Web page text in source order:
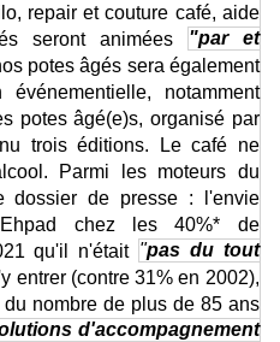
repair et couture café, aide
seront animées
"par et
potes âgés sera également
notamment
potes âgé(e)s, organisé par
trois éditions. Le café ne
Parmi les moteurs du
dossier de presse : l'envie
chez les 40%* de
qu'il n'était "pas du tout
entrer (contre 31% en 2002),
du nombre de plus de 85 ans
d'accompagnement